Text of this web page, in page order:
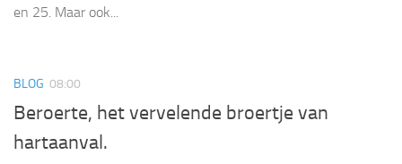
en 25. Maar ook...
BLOG 08:00
Beroerte, het vervelende broertje van
hartaanval.